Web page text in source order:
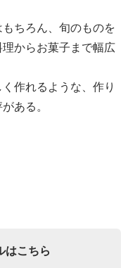
ちろん、旬のものを
からお菓子まで幅広
作れるような、作り
ある。
はこちら